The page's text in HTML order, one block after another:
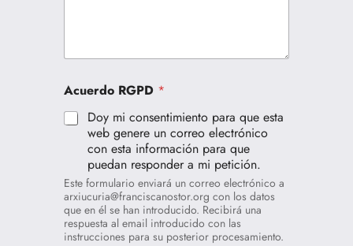
Acuerdo RGPD *
Doy mi consentimiento para que esta
web genere un correo electrónico
con esta información para que
puedan responder a mi petición.
Este formulario enviará un correo electrónico a
arxiucuria@franciscanostor.org con los datos
que en él se han introducido. Recibirá una
respuesta al email introducido con las
instrucciones para su posterior procesamiento.